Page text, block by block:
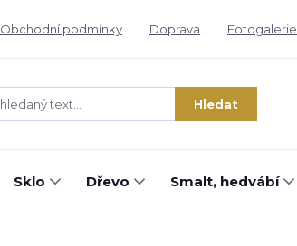
Obchodní podmínky Doprava Fotogalerie
Hledat
Sklo Dřevo Smalt, hedvábí